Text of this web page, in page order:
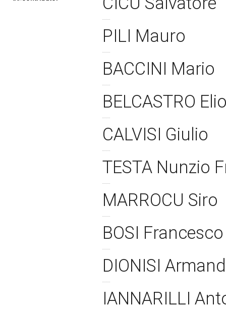
PILI Mauro
BACCINI Mario
BELCASTRO
CALVISI Giulio
TESTA Nunzio
MARROCU Siro
BOSI
DIONISI
IANNARILLI